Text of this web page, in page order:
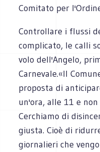
Comitato per
Controllare i flussi
complicato, le calli
volo dell'Angelo,
Carnevale.«Il
proposta di
un'ora, alle 11 e
Cerchiamo di
giusta. Cioè di
giornalieri che